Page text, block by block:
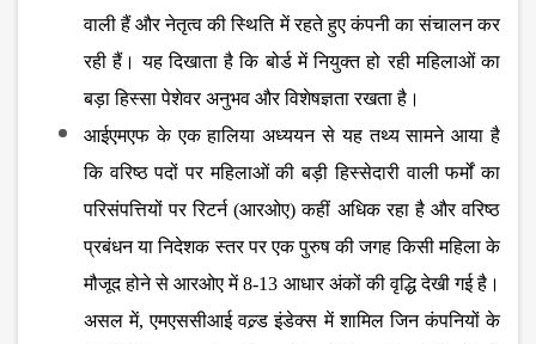
वाली हैं और नेतृत्व की स्थिति में रहते हुए कंपनी का संचालन कर
रही हैं। यह दिखाता है कि बोर्ड में नियुक्त हो रही महिलाओं का
बड़ा हिस्सा पेशेवर अनुभव और विशेषज्ञता रखता है।
आईएमएफ के एक हालिया अध्ययन से यह तथ्य सामने आया है
कि वरिष्ठ पदों पर महिलाओं की बड़ी हिस्सेदारी वाली फर्मों का
परिसंपत्तियों पर रिटर्न (आरओए) कहीं अधिक रहा है और वरिष्ठ
प्रबंधन या निदेशक स्तर पर एक पुरुष की जगह किसी महिला के
मौजूद होने से आरओए में 8-13 आधार अंकों की वृद्धि देखी गई है।
असल में, एमएससीआई वल्र्ड इंडेक्स में शामिल जिन कंपनियों के